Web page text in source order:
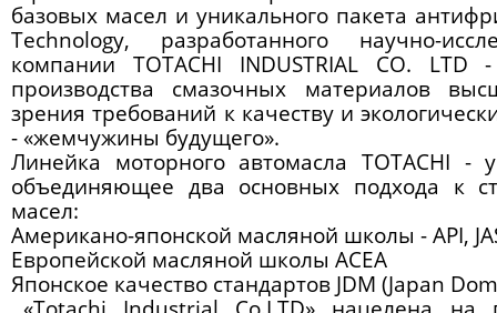
базовых масел и уникального пакета
Technology, разработанного научно-
компании TOTACHI INDUSTRIAL CO.
производства смазочных материалов
зрения требований к качеству и
- «жемчужины будущего».
Линейка моторного автомасла ТOTACHI -
объединяющее два основных подхода к
масел:
Американо-японской масляной школы - API,
Европейской масляной школы ACEA
Японское качество стандартов JDM (Japan